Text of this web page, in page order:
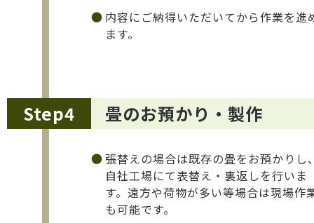
内容にご納得いただいてから作業を進
ます。
Step4 畳のお預かり・製作
張替えの場合は既存の畳をお預かりし
自社工場にて表替え・裏返しを行いま
す。遠方や荷物が多い等場合は現場作
も可能です。